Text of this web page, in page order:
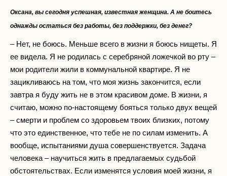
Оксана, вы сегодня успешная, известная женщина. А не боитесь
однажды остаться без работы, без поддержки, без денег?
– Нет, не боюсь. Меньше всего в жизни я боюсь нищеты. Я
ее видела. Я не родилась с серебряной ложечкой во рту –
мои родители жили в коммунальной квартире. Я не
зацикливаюсь на том, что моя жизнь закончится, если
завтра я буду жить не в этом красивом доме. В жизни, я
считаю, можно по-настоящему бояться только двух вещей
– смерти и проблем со здоровьем твоих близких, потому
что это единственное, что тебе не по силам изменить. А
вообще, испытаниями душа совершенствуется. Задача
человека – научиться жить в предлагаемых судьбой
обстоятельствах. Если изменятся условия моей жизни, я